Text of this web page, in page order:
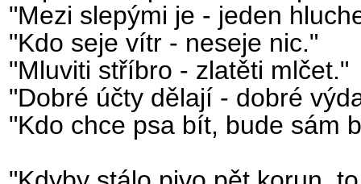
"Mezi slepými je - jeden
"Kdo seje vítr - neseje nic."
"Mluviti stříbro - zlatěti mlčet."
"Dobré účty dělají - dobré
"Kdo chce psa bít, bude sám